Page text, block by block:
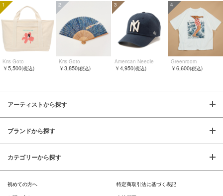
1
Kris Goto
￥5,500(税込)
2
Kris Goto
￥3,850(税込)
3
American Needle
￥4,950(税込)
4
Greenroom
￥6,600(税込)
アーティストから探す
ブランドから探す
カテゴリーから探す
初めての方へ
特定商取引法に基づく表記